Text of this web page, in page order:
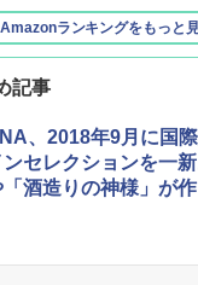
Amazonランキングをもっと
DEWEL パラソル 大型
ラソル ガーデン サイト
防水 UVカット 4段階高
き
記事
、2018年9月に国
ンセレクションを一
「酒造りの神様」が